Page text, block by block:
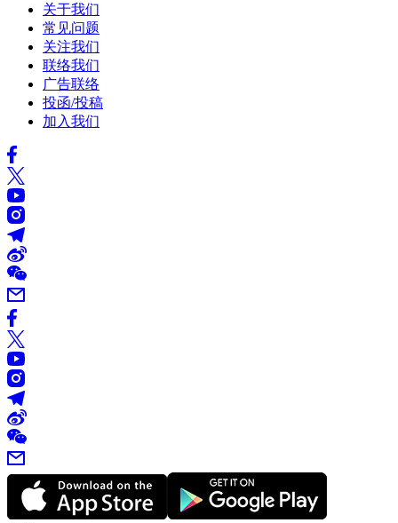
关于我们
常见问题
关注我们
联络我们
广告联络
投函/投稿
加入我们